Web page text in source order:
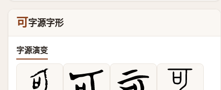
可字源字形
字源演变